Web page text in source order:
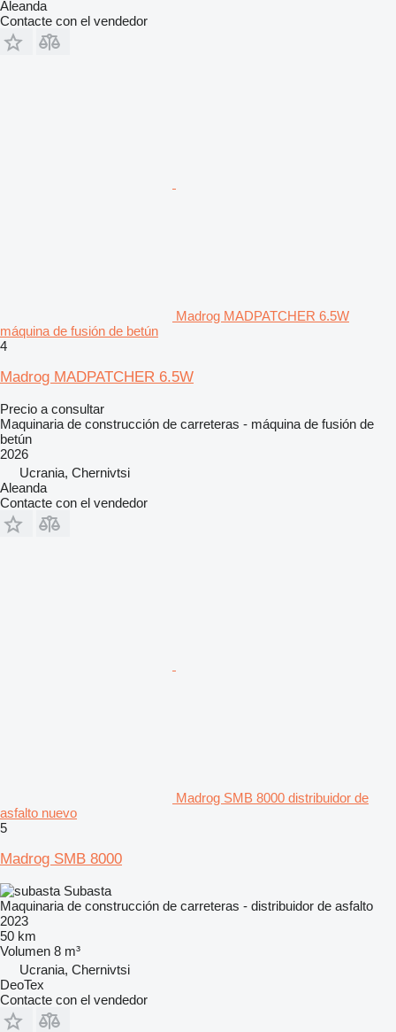
Aleanda
Contacte con el vendedor
Madrog MADPATCHER 6.5W
máquina de fusión de betún
4
Madrog MADPATCHER 6.5W
Precio a consultar
Maquinaria de construcción de carreteras - máquina de fusión de
betún
2026
Ucrania, Chernivtsi
Aleanda
Contacte con el vendedor
Madrog SMB 8000 distribuidor de
asfalto nuevo
5
Madrog SMB 8000
Subasta
Maquinaria de construcción de carreteras - distribuidor de asfalto
2023
50 km
Volumen 8 m³
Ucrania, Chernivtsi
DeoTex
Contacte con el vendedor